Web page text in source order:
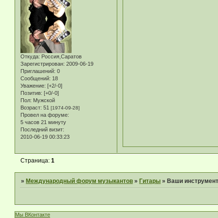
Откуда: Россия,Саратов
Зарегистрирован: 2009-06-19
Приглашений: 0
Сообщений: 18
Уважение: [+2/-0]
Позитив: [+0/-0]
Пол: Мужской
Возраст: 51 [1974-09-28]
Провел на форуме:
5 часов 21 минуту
Последний визит:
2010-06-19 00:33:23
Страница:1
»Международный форум музыкантов »Гитары »Ваши
Мы ВКонтакте